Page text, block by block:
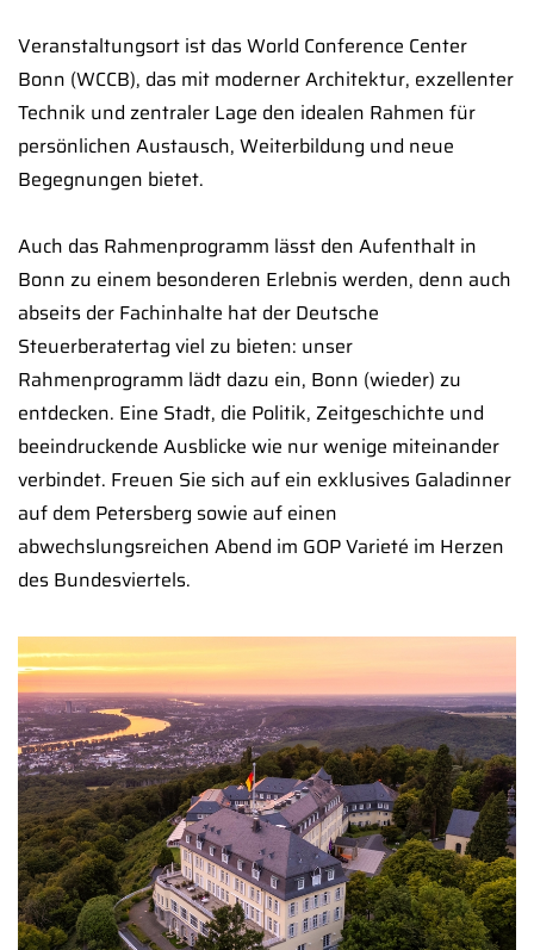
Veranstaltungsort ist das World Conference Center
Bonn (WCCB), das mit moderner Architektur, exzellenter
Technik und zentraler Lage den idealen Rahmen für
persönlichen Austausch, Weiterbildung und neue
Begegnungen bietet.
Auch das Rahmenprogramm lässt den Aufenthalt in
Bonn zu einem besonderen Erlebnis werden, denn auch
abseits der Fachinhalte hat der Deutsche
Steuerberatertag viel zu bieten: unser
Rahmenprogramm lädt dazu ein, Bonn (wieder) zu
entdecken. Eine Stadt, die Politik, Zeitgeschichte und
beeindruckende Ausblicke wie nur wenige miteinander
verbindet. Freuen Sie sich auf ein exklusives Galadinner
auf dem Petersberg sowie auf einen
abwechslungsreichen Abend im GOP Varieté im Herzen
des Bundesviertels.